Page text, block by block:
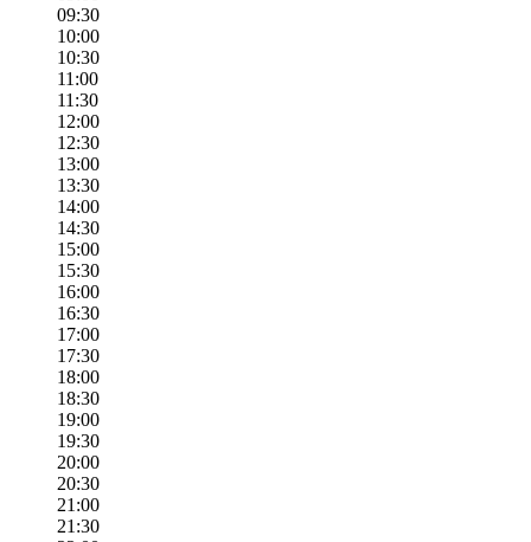
09:30
10:00
10:30
11:00
11:30
12:00
12:30
13:00
13:30
14:00
14:30
15:00
15:30
16:00
16:30
17:00
17:30
18:00
18:30
19:00
19:30
20:00
20:30
21:00
21:30